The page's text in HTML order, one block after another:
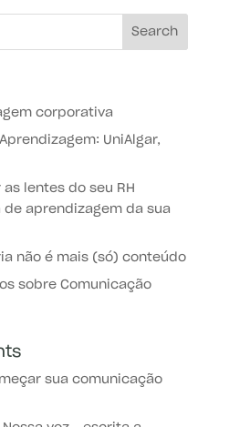
corporativa
UniAlgar,
lentes do seu RH
aprendizagem da sua
não é mais (só) conteúdo
sobre Comunicação
sua comunicação